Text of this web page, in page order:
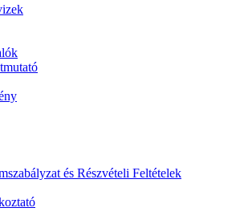
és Részvételi Feltételek